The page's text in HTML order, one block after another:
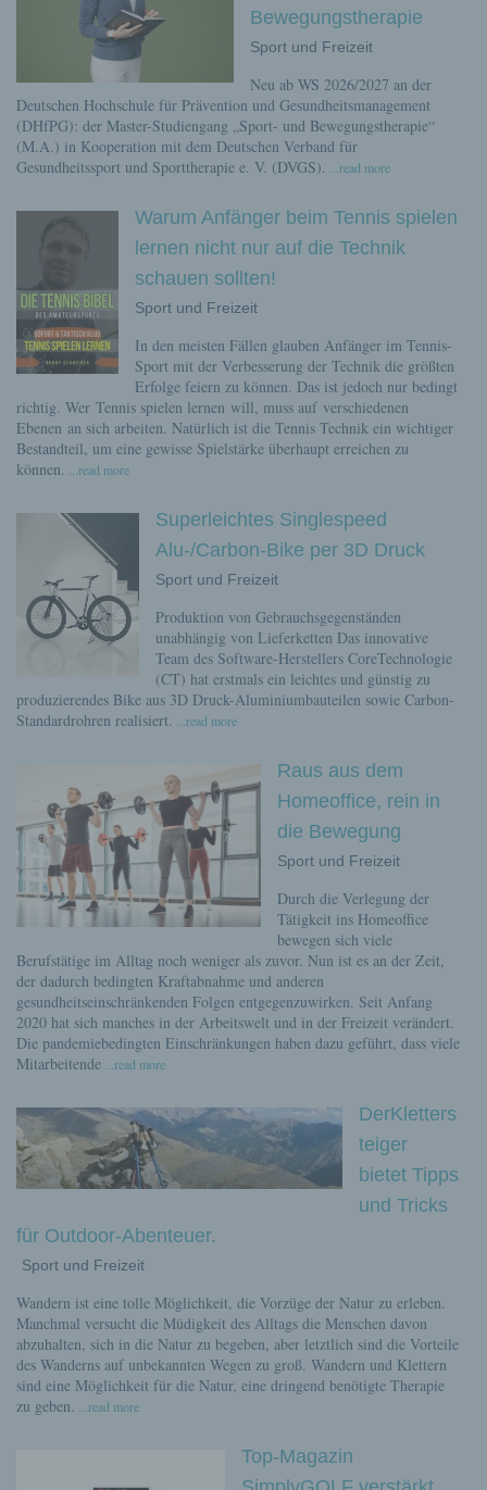
Bewegungstherapie
Sport und Freizeit
Neu ab WS 2026/2027 an der
Deutschen Hochschule für Prävention und Gesundheitsmanagement
(DHfPG): der Master-Studiengang „Sport- und Bewegungstherapie“
(M.A.) in Kooperation mit dem Deutschen Verband für
Gesundheitssport und Sporttherapie e. V. (DVGS). ...read more
Warum Anfänger beim Tennis spielen
lernen nicht nur auf die Technik
schauen sollten!
Sport und Freizeit
In den meisten Fällen glauben Anfänger im Tennis-
Sport mit der Verbesserung der Technik die größten
Erfolge feiern zu können. Das ist jedoch nur bedingt
richtig. Wer Tennis spielen lernen will, muss auf verschiedenen
Ebenen an sich arbeiten. Natürlich ist die Tennis Technik ein wichtiger
Bestandteil, um eine gewisse Spielstärke überhaupt erreichen zu
können. ...read more
Superleichtes Singlespeed
Alu-/Carbon-Bike per 3D Druck
Sport und Freizeit
Produktion von Gebrauchsgegenständen
unabhängig von Lieferketten Das innovative
Team des Software-Herstellers CoreTechnologie
(CT) hat erstmals ein leichtes und günstig zu
produzierendes Bike aus 3D Druck-Aluminiumbauteilen sowie Carbon-
Standardrohren realisiert. ...read more
Raus aus dem
Homeoffice, rein in
die Bewegung
Sport und Freizeit
Durch die Verlegung der
Tätigkeit ins Homeoffice
bewegen sich viele
Berufstätige im Alltag noch weniger als zuvor. Nun ist es an der Zeit,
der dadurch bedingten Kraftabnahme und anderen
gesundheitseinschränkenden Folgen entgegenzuwirken. Seit Anfang
2020 hat sich manches in der Arbeitswelt und in der Freizeit verändert.
Die pandemiebedingten Einschränkungen haben dazu geführt, dass viele
Mitarbeitende ...read more
DerKletters
teiger
bietet Tipps
und Tricks
für Outdoor-Abenteuer.
Sport und Freizeit
Wandern ist eine tolle Möglichkeit, die Vorzüge der Natur zu erleben.
Manchmal versucht die Müdigkeit des Alltags die Menschen davon
abzuhalten, sich in die Natur zu begeben, aber letztlich sind die Vorteile
des Wanderns auf unbekannten Wegen zu groß. Wandern und Klettern
sind eine Möglichkeit für die Natur, eine dringend benötigte Therapie
zu geben. ...read more
Top-Magazin